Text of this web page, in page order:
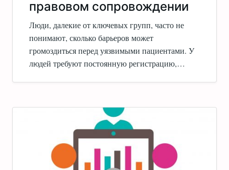
правовом сопровождении
Люди, далекие от ключевых групп, часто не
понимают, сколько барьеров может
громоздиться перед уязвимыми пациентами. У
людей требуют постоянную регистрацию,…